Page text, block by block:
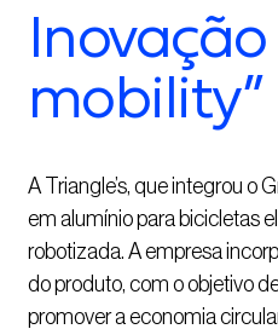
mobility”
A Triangle’s, que integrou
em alumínio para bicicletas
robotizada. A empresa
do produto, com o objetivo
promover a economia